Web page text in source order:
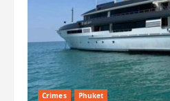
mangroves
Crimes Phuket